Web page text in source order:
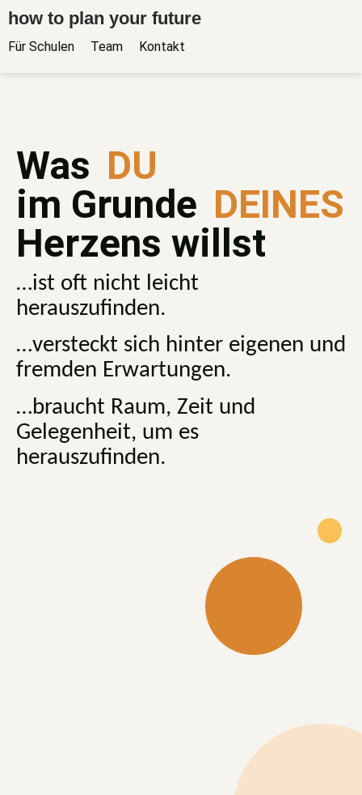
how to plan your future
Für Schulen Team Kontakt
Was DU
im Grunde DEINES
Herzens willst
…ist oft nicht leicht
herauszufinden.
…versteckt sich hinter eigenen und
fremden Erwartungen.
…braucht Raum, Zeit und
Gelegenheit, um es
herauszufinden.